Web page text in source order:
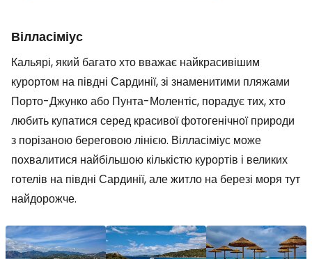
Вілласіміус
Кальярі, який багато хто вважає найкрасивішим
курортом на півдні Сардинії, зі знаменитими пляжами
Порто-Джунко або Пунта-Молентіс, порадує тих, хто
любить купатися серед красивої фотогенічної природи
з порізаною береговою лінією. Вілласіміус може
похвалитися найбільшою кількістю курортів і великих
готелів на півдні Сардинії, але житло на березі моря тут
найдорожче.